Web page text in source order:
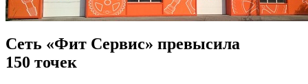
Сеть «Фит Сервис» превысила
150 точек